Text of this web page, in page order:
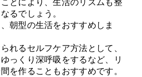
とにより、生活のリズムも整
るでしょう。
朝型の生活をおすすめしま
れるセルフケア方法として、
っくり深呼吸をするなど、リ
を作ることもおすすめです。